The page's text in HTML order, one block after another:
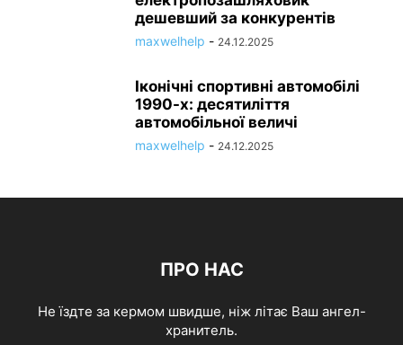
дешевший за конкурентів
maxwelhelp - 24.12.2025
Іконічні спортивні автомобілі
1990-х: десятиліття
автомобільної величі
maxwelhelp - 24.12.2025
ПРО НАС
Не їздте за кермом швидше, ніж літає Ваш ангел-
хранитель.